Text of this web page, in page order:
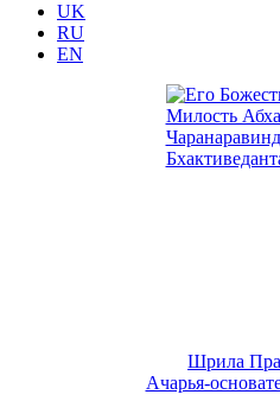
UK
RU
EN
Шрила
Ачарья-